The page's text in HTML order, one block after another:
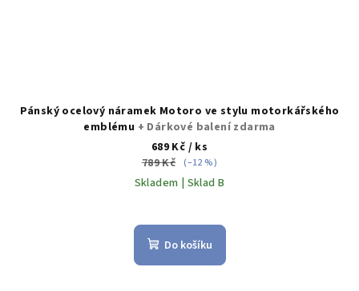
Pánský ocelový náramek Motoro ve stylu motorkářského
emblému + Dárkové balení zdarma
689 Kč / ks
789 Kč (–12 %)
Skladem | Sklad B
Do košíku